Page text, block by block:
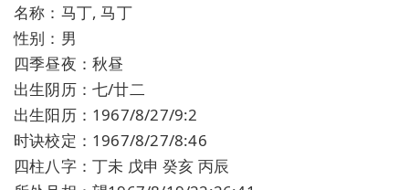
名称：马丁, 马丁
性别：男
四季昼夜：秋昼
出生阴历：七/廿二
出生阳历：1967/8/27/9:2
时诀校定：1967/8/27/8:46
四柱八字：丁未 戊申 癸亥 丙辰